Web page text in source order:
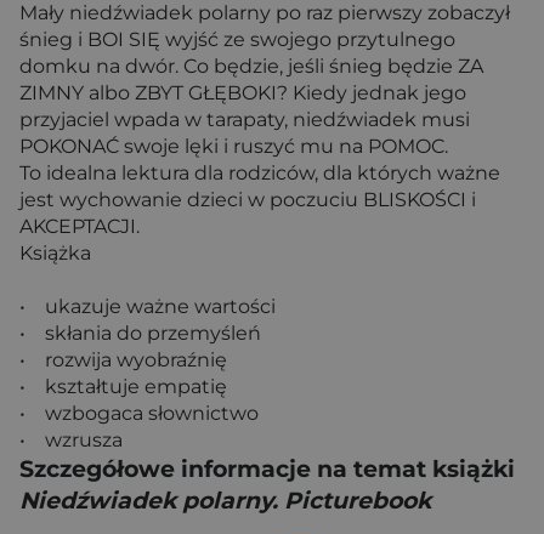
Mały niedźwiadek polarny po raz pierwszy zobaczył
śnieg i BOI SIĘ wyjść ze swojego przytulnego
domku na dwór. Co będzie, jeśli śnieg będzie ZA
ZIMNY albo ZBYT GŁĘBOKI? Kiedy jednak jego
przyjaciel wpada w tarapaty, niedźwiadek musi
POKONAĆ swoje lęki i ruszyć mu na POMOC.
To idealna lektura dla rodziców, dla których ważne
jest wychowanie dzieci w poczuciu BLISKOŚCI i
AKCEPTACJI.
Książka
• ukazuje ważne wartości
• skłania do przemyśleń
• rozwija wyobraźnię
• kształtuje empatię
• wzbogaca słownictwo
• wzrusza
Szczegółowe informacje na temat książki
Niedźwiadek polarny. Picturebook